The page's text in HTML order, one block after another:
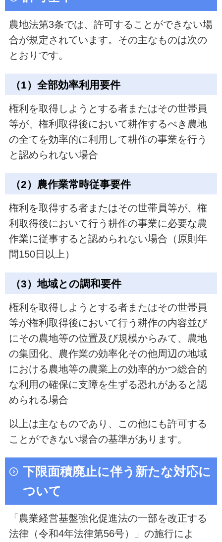
農地法第3条では、許可することができない場
合が規定されています。その主なものは次の
とおりです。
（1）全部効率利用要件
権利を取得しようとする者またはその世帯員
等が、権利取得後において耕作するべき農地
の全てを効率的に利用して耕作の事業を行う
と認められない場合
（2）農作業常時従事要件
権利を取得する者またはその世帯員等が、権
利取得後において行う耕作の事業に必要な農
作業に従事すると認められない場合（原則年
間150日以上）
（3）地域との調和要件
権利を取得しようとする者またはその世帯員
等が権利取得後において行う耕作の内容並び
にその農地等の位置及び規模からみて、農地
の集団化、農作業の効率化その他周辺の地域
における農地等の農業上の効率的かつ総合的
な利用の確保に支障を生ずる恐れがあると認
められる場合
以上は主なものであり、この他にも許可する
ことができない場合の基準があります。
下限面積廃止に伴う新たな対応に
ついて
「農業経営基盤強化促進法の一部を改正する
法律（令和4年法律第56号）」の施行によ